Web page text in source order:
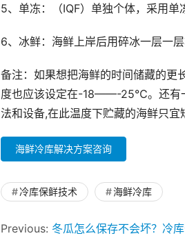
5、单冻：（IQF）单独个体，采用单
6、冰鲜：海鲜上岸后用碎冰一层一层
备注：如果想把海鲜的时间储藏的更
度也应该设定在-18——-25℃。还有
法和设备,在此温度下贮藏的海鲜只宜
海鲜冷库解决方案咨询
冷库保鲜技术 海鲜冷库
Previous: 冬瓜怎么保存不会坏？冷